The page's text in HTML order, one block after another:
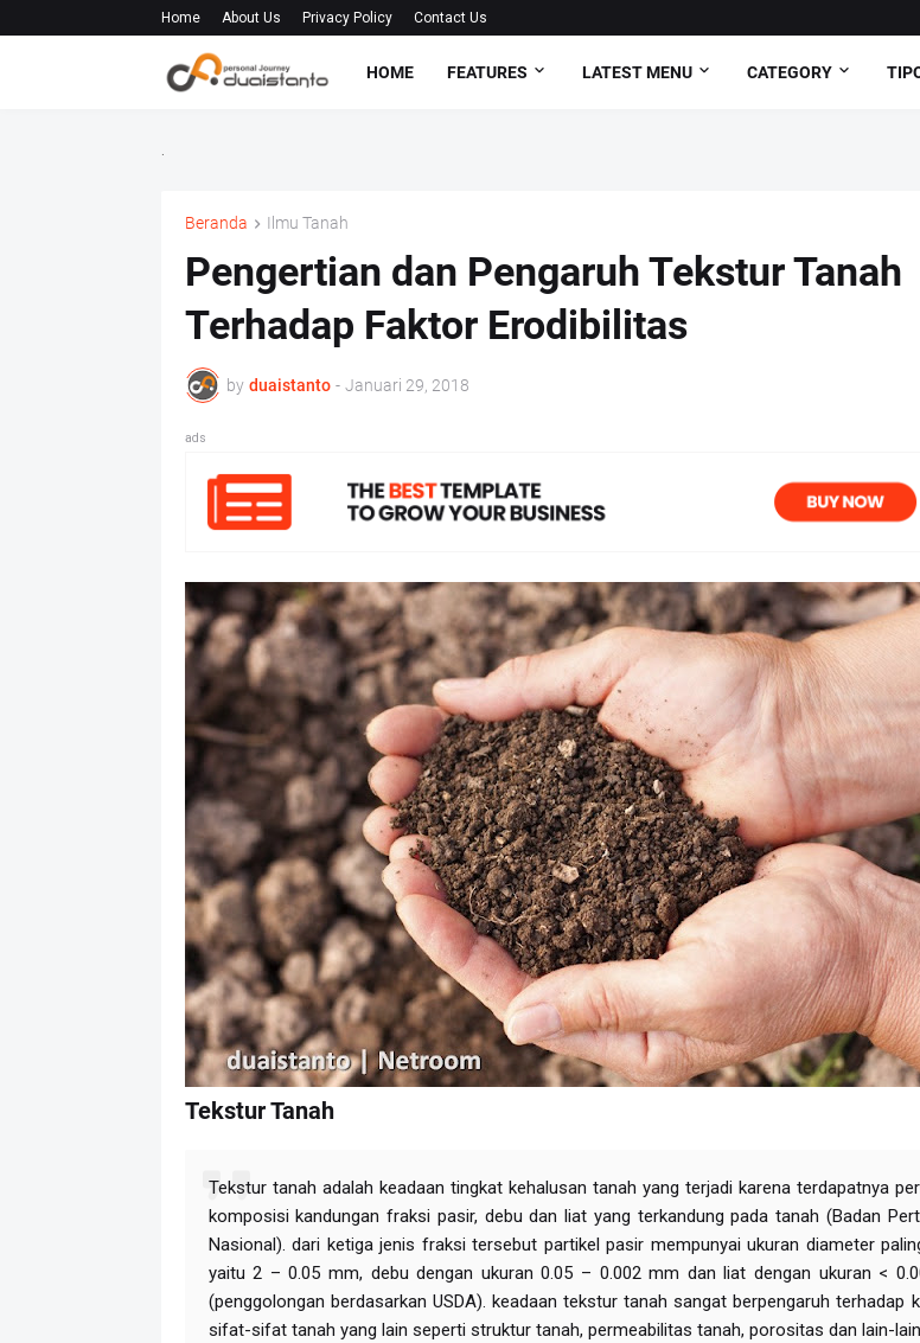
Home About Us Privacy Policy Contact Us
HOME FEATURES LATEST MENU CATEGORY
Beranda Ilmu Tanah
Pengertian dan Pengaruh Tekstur Tanah
Terhadap Faktor Erodibilitas
by duaistanto - Januari 29, 2018
ads
Tekstur Tanah
Tekstur tanah adalah keadaan tingkat kehalusan tanah yang terjadi karena terdapatnya
komposisi kandungan fraksi pasir, debu dan liat yang terkandung pada tanah (Badan
Nasional). dari ketiga jenis fraksi tersebut partikel pasir mempunyai ukuran diameter
yaitu 2 – 0.05 mm, debu dengan ukuran 0.05 – 0.002 mm dan liat dengan ukuran <
(penggolongan berdasarkan USDA). keadaan tekstur tanah sangat berpengaruh terhadap
sifat-sifat tanah yang lain seperti struktur tanah, permeabilitas tanah, porositas dan lain-